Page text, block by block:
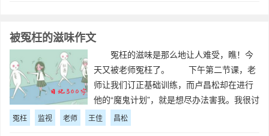
被冤枉的滋味作文
冤枉的滋味是那么地让人难受，瞧！今
天又被老师冤枉了。 下午第二节课，老
师让我们订正基础训练，而卢昌松却在进行
他的“魔鬼计划”，就是想尽办法害我。我很讨
厌他，我就命令王佳乐监视卢昌松，有情况
就告诉我，不能忘记，我也
冤枉 监视 老师 王佳 昌松